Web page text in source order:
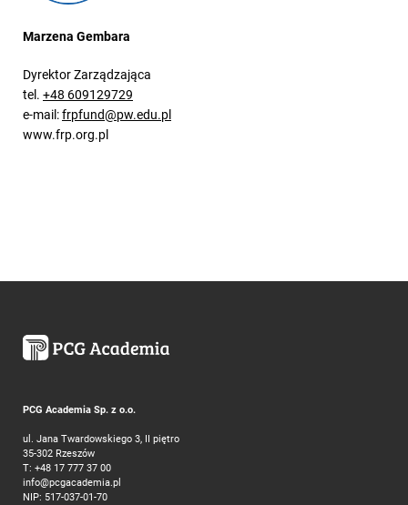
Marzena Gembara
Dyrektor Zarządzająca
tel. +48 609129729
e-mail:frpfund@pw.edu.pl
www.frp.org.pl
PCG Academia Sp. z o.o.
ul. Jana Twardowskiego 3, II piętro
35-302 Rzeszów
T: +48 17 777 37 00
info@pcgacademia.pl
NIP: 517-037-01-70